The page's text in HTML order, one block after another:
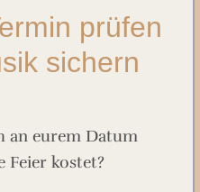
prüfen
sichern
an eurem Datum
Feier kostet?